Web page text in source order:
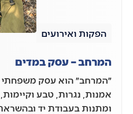
הפקות ואירועים
המרחב – עסק במדים
״המרחב״ הוא עסק משפחתי
אמנות, נגרות, טבע
ומתנות בעבודת יד